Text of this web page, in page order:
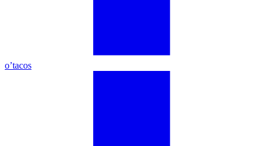
o’tacos